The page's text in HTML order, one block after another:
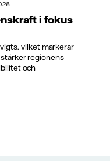
i fokus
vilket markerar
regionens
och